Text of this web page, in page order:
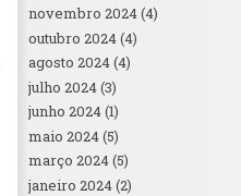
novembro 2024(4)
outubro 2024(4)
agosto 2024(4)
julho 2024(3)
junho 2024(1)
maio 2024(5)
março 2024(5)
janeiro 2024(2)